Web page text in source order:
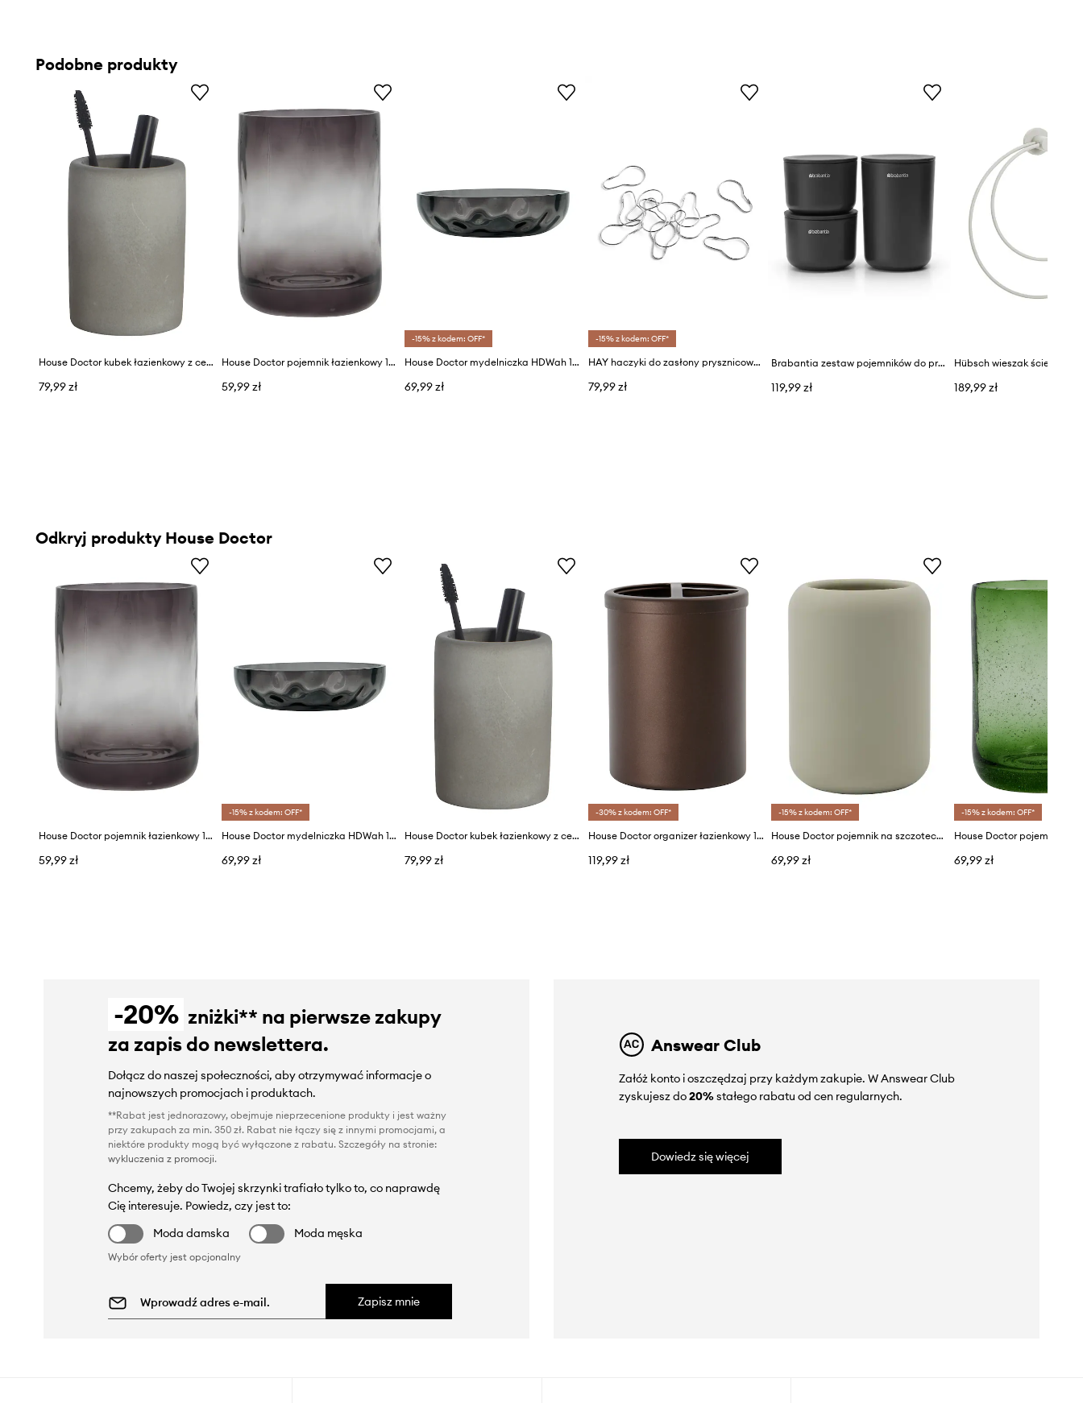
Podobne produkty
House Doctor kubek łazienkowy z cementu 7,6 x 10 cm
79,99 zł
House Doctor pojemnik łazienkowy 10,5 x 7,2 cm
59,99 zł
-15% z kodem: OFF*
House Doctor mydelniczka HDWah 12 x 3,5 cm
69,99 zł
-15% z kodem: OFF*
HAY haczyki do zasłony prysznicowej 4 x 7,5 cm 12-pack
79,99 zł
Brabantia zestaw pojemników do przechowywania (3-pack)
119,99 zł
Hübsch wieszak ścienny
189,99 zł
Odkryj produkty House Doctor
House Doctor pojemnik łazienkowy 10,5 x 7,2 cm
59,99 zł
-15% z kodem: OFF*
House Doctor mydelniczka HDWah 12 x 3,5 cm
69,99 zł
House Doctor kubek łazienkowy z cementu 7,6 x 10 cm
79,99 zł
-30% z kodem: OFF*
House Doctor organizer łazienkowy 10,5 x 7,9 cm
119,99 zł
-15% z kodem: OFF*
House Doctor pojemnik na szczoteczki do zębów HDPetra 11 cm
69,99 zł
-15% z kodem: OFF*
69,99 zł
-20% zniżki** na pierwsze zakupy
za zapis do newslettera.
Dołącz do naszej społeczności, aby otrzymywać informacje o
najnowszych promocjach i produktach.
**Rabat jest jednorazowy, obejmuje nieprzecenione produkty i jest ważny
przy zakupach za min. 350 zł. Rabat nie łączy się z innymi promocjami, a
niektóre produkty mogą być wyłączone z rabatu. Szczegóły na stronie:
wykluczenia z promocji.
Chcemy, żeby do Twojej skrzynki trafiało tylko to, co naprawdę
Cię interesuje. Powiedz, czy jest to:
Moda damska
Moda męska
Wybór oferty jest opcjonalny
Zapisz mnie
Answear Club
Załóż konto i oszczędzaj przy każdym zakupie. W Answear Club
zyskujesz do20%stałego rabatu od cen regularnych.
Dowiedz się więcej